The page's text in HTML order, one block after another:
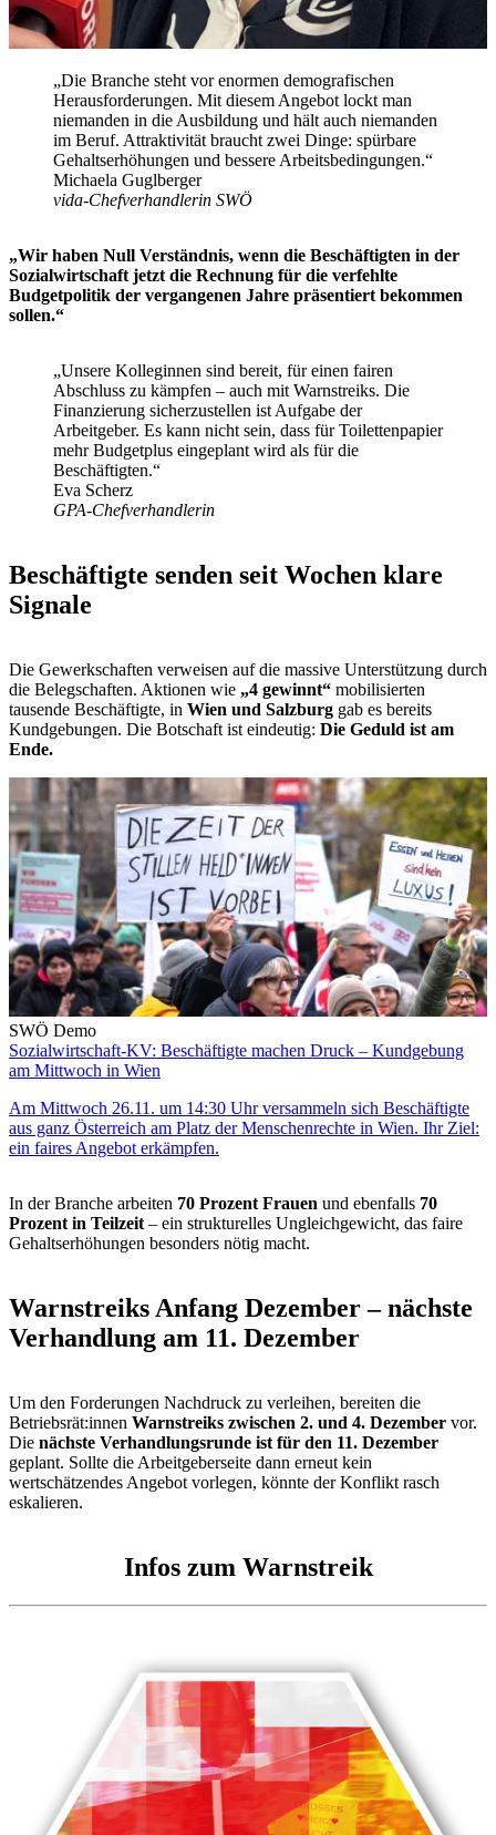
„Die Branche steht vor enormen demografischen
Herausforderungen. Mit diesem Angebot lockt man
niemanden in die Ausbildung und hält auch niemanden
im Beruf. Attraktivität braucht zwei Dinge: spürbare
Gehaltserhöhungen und bessere Arbeitsbedingungen.“
Michaela Guglberger
vida-Chefverhandlerin SWÖ
„Wir haben Null Verständnis, wenn die Beschäftigten in der
Sozialwirtschaft jetzt die Rechnung für die verfehlte
Budgetpolitik der vergangenen Jahre präsentiert bekommen
sollen.“
„Unsere Kolleginnen sind bereit, für einen fairen
Abschluss zu kämpfen – auch mit Warnstreiks. Die
Finanzierung sicherzustellen ist Aufgabe der
Arbeitgeber. Es kann nicht sein, dass für Toilettenpapier
mehr Budgetplus eingeplant wird als für die
Beschäftigten.“
Eva Scherz
GPA-Chefverhandlerin
Beschäftigte senden seit Wochen klare
Signale
Die Gewerkschaften verweisen auf die massive Unterstützung durch
die Belegschaften. Aktionen wie „4 gewinnt“ mobilisierten
tausende Beschäftigte, in Wien und Salzburg gab es bereits
Kundgebungen. Die Botschaft ist eindeutig: Die Geduld ist am
Ende.
SWÖ Demo
Sozialwirtschaft-KV: Beschäftigte machen Druck – Kundgebung
am Mittwoch in Wien
Am Mittwoch 26.11. um 14:30 Uhr versammeln sich Beschäftigte
aus ganz Österreich am Platz der Menschenrechte in Wien. Ihr Ziel:
ein faires Angebot erkämpfen.
In der Branche arbeiten 70 Prozent Frauen und ebenfalls 70
Prozent in Teilzeit – ein strukturelles Ungleichgewicht, das faire
Gehaltserhöhungen besonders nötig macht.
Warnstreiks Anfang Dezember – nächste
Verhandlung am 11. Dezember
Um den Forderungen Nachdruck zu verleihen, bereiten die
Betriebsrät:innen Warnstreiks zwischen 2. und 4. Dezember vor.
Die nächste Verhandlungsrunde ist für den 11. Dezember
geplant. Sollte die Arbeitgeberseite dann erneut kein
wertschätzendes Angebot vorlegen, könnte der Konflikt rasch
eskalieren.
Infos zum Warnstreik